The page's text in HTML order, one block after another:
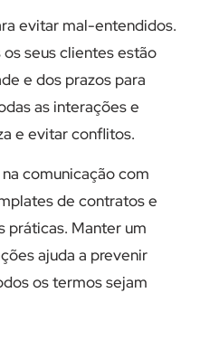
evitar mal-entendidos.
seus clientes estão
e dos prazos para
as interações e
e evitar conflitos.
comunicação com
de contratos e
práticas. Manter um
ajuda a prevenir
os termos sejam